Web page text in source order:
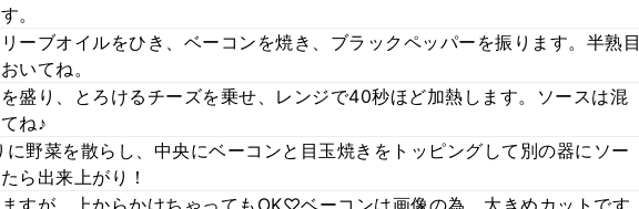
。
ーブオイルをひき、ベーコンを焼き、ブラックペッパーを振ります。半熟目
いてね。
盛り、とろけるチーズを乗せ、レンジで40秒ほど加熱します。ソースは混
ね♪
野菜を散らし、中央にベーコンと目玉焼きをトッピングして別の器にソー
ら出来上がり！
すが、上からかけちゃってもOK♡ベーコンは画像の為、大きめカットです